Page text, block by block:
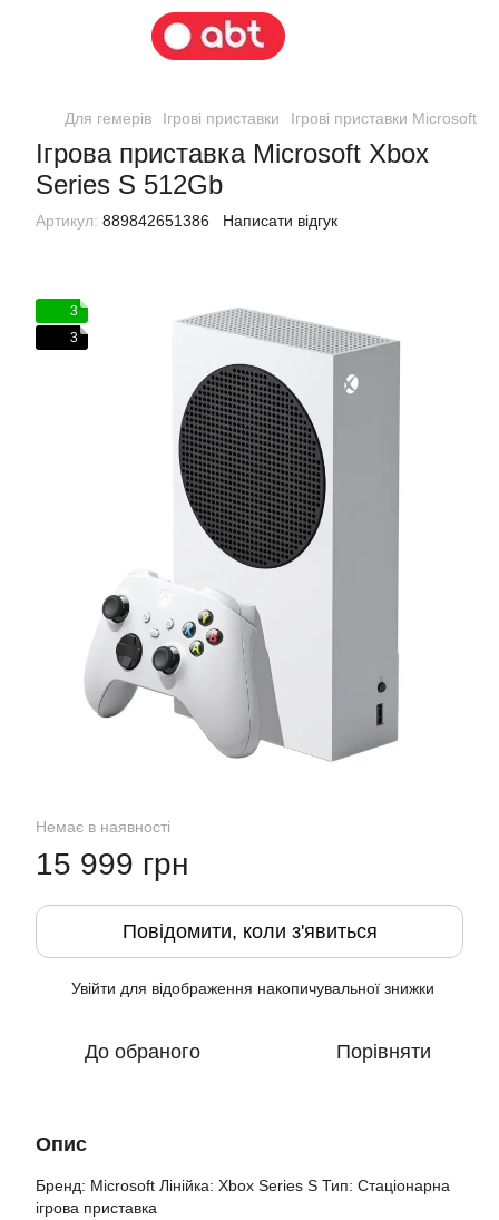
Для гемерів Ігрові приставки Ігрові приставки Microsoft
Ігрова приставка Microsoft Xbox
Series S 512Gb
Артикул: 889842651386 Написати відгук
3
3
Немає в наявності
15 999 грн
Повідомити, коли з'явиться
Увійти для відображення накопичувальної знижки
До обраного Порівняти
Опис
Бренд: Microsoft Лінійка: Xbox Series S Тип: Стаціонарна
ігрова приставка